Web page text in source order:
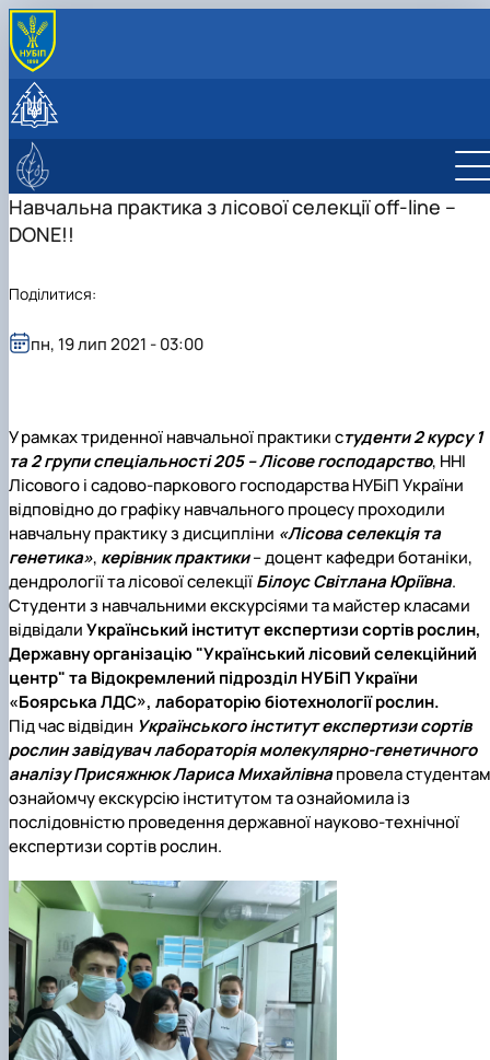
ПРО КАФЕДРУ
Програми навчальних практик
Публікації
Студентські наукові гуртки
Student scientific botany group "Green
Про центр
Фотогалерея
Навчальна практика з лісової селекції off-line –
DONE!!
У рамках триденної навчальної практики студенти 2 курсу 1
та 2 групи спеціальності 205 – Лісове господарство, ННІ
Лісового і садово-паркового господарства НУБіП України
відповідно до графіку навчального процесу проходили
навчальну практику з дисципліни «Лісова селекція та
генетика», керівник практики– доцент кафедри ботаніки,
дендрології та лісової селекціїБілоус Світлана Юріївна.
Студенти з навчальними екскурсіями та майстер класами
відвідалиУкраїнський інститут експертизи сортів рослин,
Державну організацію "Український лісовий селекційний
центр" та Відокремлений підрозділ НУБіП України
«Боярська ЛДС», лабораторію біотехнології рослин.
Під час відвідин Українського інститут експертизи сортів
рослин завідувач лабораторія молекулярно-генетичного
аналізу Присяжнюк Лариса Михайлівнапровела студентам
ознайомчу екскурсію інститутом та ознайомила із
послідовністю проведення державної науково-технічної
експертизи сортів рослин.
пн, 19 лип 2021 - 03:00
Поділитися: